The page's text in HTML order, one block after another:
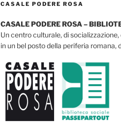
CASALE PODERE ROSA
CASALE PODERE ROSA –
Un centro culturale, di
in un bel posto della periferia romana,